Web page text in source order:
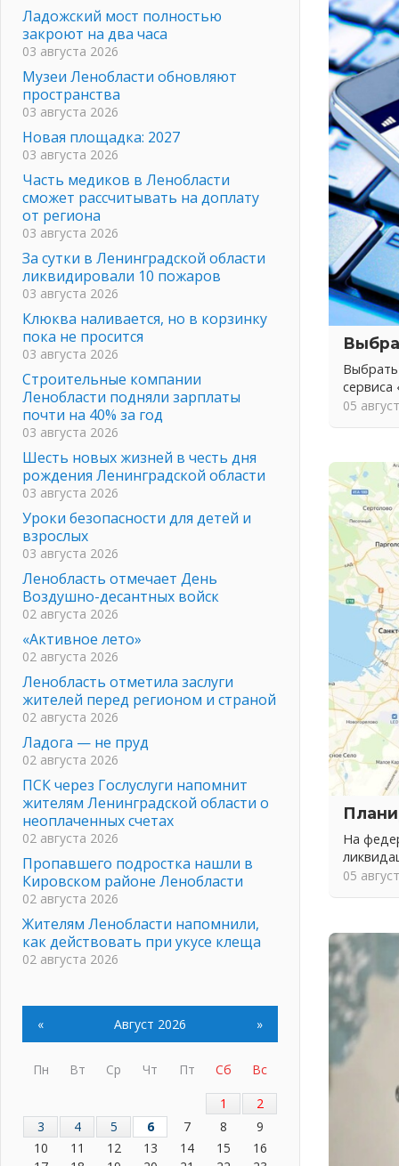
05
На
05
Ладожский мост полностью
закроют на два часа
03 августа 2026
Музеи Ленобласти обновляют
пространства
03 августа 2026
Новая площадка: 2027
03 августа 2026
Часть медиков в Ленобласти
сможет рассчитывать на доплату
от региона
03 августа 2026
За сутки в Ленинградской области
ликвидировали 10 пожаров
03 августа 2026
Клюква наливается, но в корзинку
пока не просится
03 августа 2026
Строительные компании
Ленобласти подняли зарплаты
почти на 40% за год
03 августа 2026
Шесть новых жизней в честь дня
рождения Ленинградской области
03 августа 2026
Уроки безопасности для детей и
взрослых
03 августа 2026
Ленобласть отмечает День
Воздушно-десантных войск
02 августа 2026
«Активное лето»
02 августа 2026
Ленобласть отметила заслуги
жителей перед регионом и страной
02 августа 2026
Ладога — не пруд
02 августа 2026
ПСК через Гослуслуги напомнит
жителям Ленинградской области о
неоплаченных счетах
02 августа 2026
Пропавшего подростка нашли в
Кировском районе Ленобласти
02 августа 2026
Жителям Ленобласти напомнили,
как действовать при укусе клеща
02 августа 2026
почетных граждан Ленинградской
области
Готовность №1
02 августа 2026
Километровые столбы «Дороги
жизни» отправили на реставрацию
02 августа 2026
« Август 2026 »
Пн Вт Ср Чт Пт Сб
Вс
1
2
3
4 5 6 7 8
9
10
11 12 13 14 15
16